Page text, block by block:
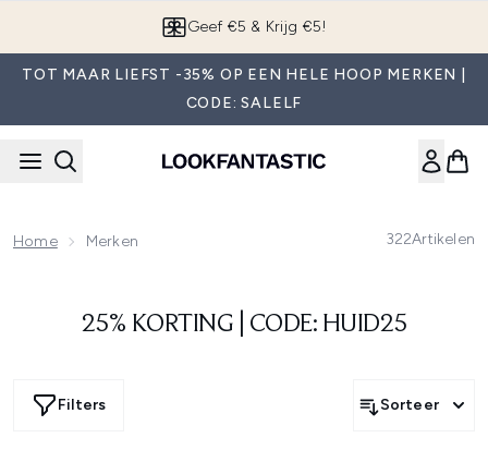
Geef €5 & Krijg €5!
TOT MAAR LIEFST -35% OP EEN HELE HOOP MERKEN |
CODE: SALELF
Home Merken 322Artikelen
25% KORTING | CODE: HUID25
Filters Sorteer